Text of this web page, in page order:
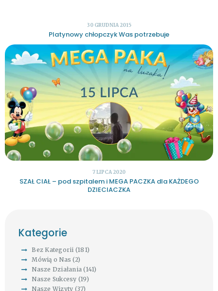
30 GRUDNIA 2015
Platynowy chłopczyk Was potrzebuje
7 LIPCA 2020
SZAŁ CIAŁ – pod szpitalem i MEGA PACZKA dla KAŻDEGO
DZIECIACZKA
Kategorie
Bez Kategorii (181)
Mówią o Nas (2)
Nasze Działania (141)
Nasze Sukcesy (19)
Nasze Wizyty (37)